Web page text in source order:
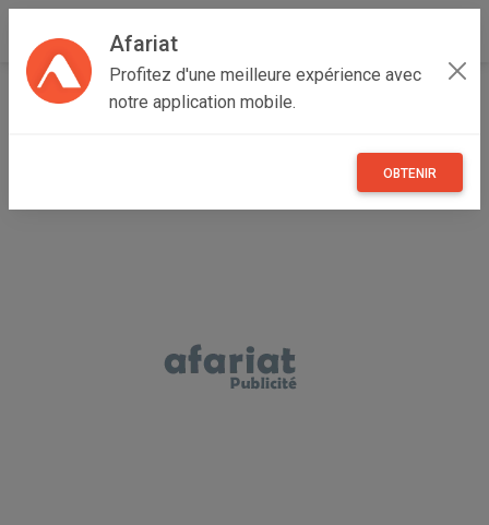
Afariat
Profitez d'une meilleure expérience avec
notre application mobile.
OBTENIR
Accueil Recherche Maisons et enfants